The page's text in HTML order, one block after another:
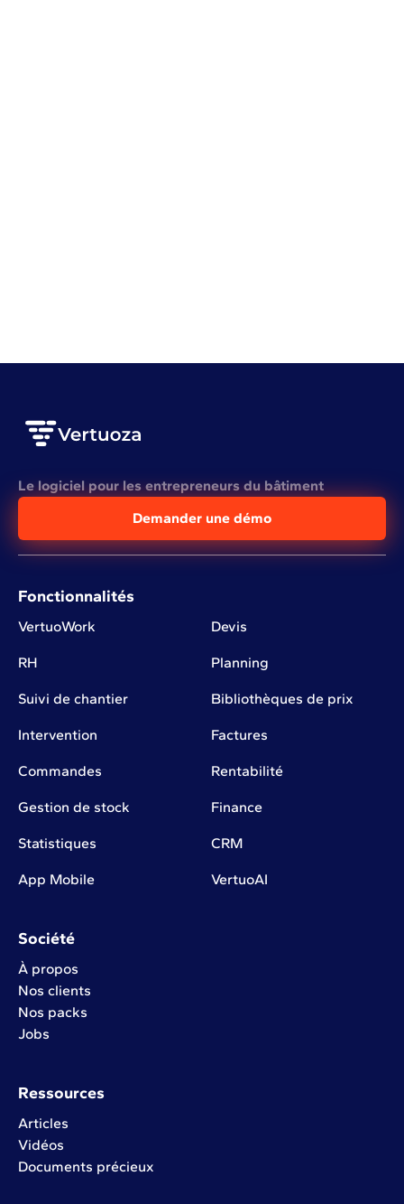
Le logiciel pour les entrepreneurs du bâtiment
Demander une démo
Fonctionnalités
VertuoWork Devis
RH Planning
Suivi de chantier Bibliothèques de prix
Intervention Factures
Commandes Rentabilité
Gestion de stock Finance
Statistiques CRM
App Mobile VertuoAI
Société
À propos
Nos clients
Nos packs
Jobs
Ressources
Articles
Vidéos
Documents précieux